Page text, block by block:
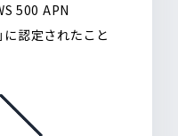
500 APN
認定されたこと